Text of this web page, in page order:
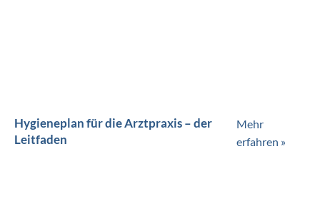
Hygieneplan für die Arztpraxis – der
Leitfaden
Mehr
erfahren »